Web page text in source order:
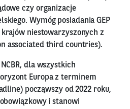
czy organizacje
Wymóg posiadania GEP
niestowarzyszonych z
associated third countries).
dla wszystkich
Europa z terminem
począwszy od 2022 roku,
i stanowi